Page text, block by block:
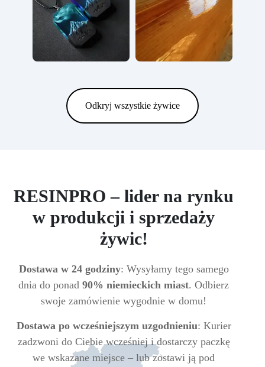
Odkryj wszystkie żywice
RESINPRO – lider na rynku
w produkcji i sprzedaży
żywic!
Dostawa w 24 godziny: Wysyłamy tego samego
dnia do ponad 90% niemieckich miast. Odbierz
swoje zamówienie wygodnie w domu!
Dostawa po wcześniejszym uzgodnieniu: Kurier
zadzwoni do Ciebie wcześniej i dostarczy paczkę
we wskazane miejsce – lub zostawi ją pod